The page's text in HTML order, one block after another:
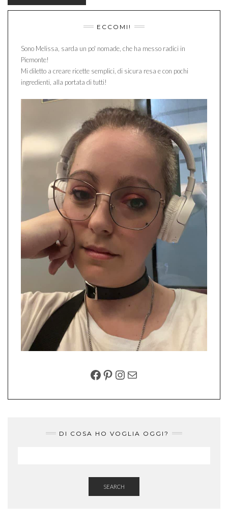
ECCOMI!
Sono Melissa, sarda un po' nomade, che ha messo radici in
Piemonte!
Mi diletto a creare ricette semplici, di sicura resa e con pochi
ingredienti, alla portata di tutti!
FACEBOOK
PINTEREST
INSTAGRAM
EMAIL
DI COSA HO VOGLIA OGGI?
SEARCH